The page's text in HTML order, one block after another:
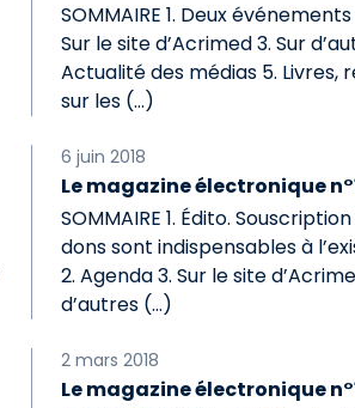
SOMMAIRE 1. Deux
Sur le site d’Acrimed 3. Sur
Actualité des médias 5. Livres,
sur les (…)
6 juin 2018
Le magazine électronique
SOMMAIRE 1. Édito.
dons sont indispensables à
2. Agenda 3. Sur le site
d’autres (…)
2 mars 2018
Le magazine électronique